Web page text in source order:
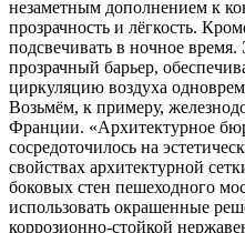
незаметным дополнением к
прозрачность и лёгкость.
подсвечивать в ночное
прозрачный барьер,
циркуляцию воздуха
Возьмём, к примеру,
Франции. «Архитектурное
сосредоточилось на
свойствах архитектурной
боковых стен пешеходного
использовать окрашенные
коррозионно-стойкой